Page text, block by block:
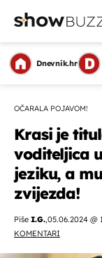
Dnevnik.hr
OČARALA POJAVOM!
Krasi je
voditeljica
jeziku, a
zvijezda!
Piše I.G.,05.06.2024 @
KOMENTARI